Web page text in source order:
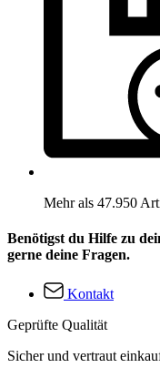
Mehr als 47.950
Benötigst du Hilfe zu
gerne deine Fragen.
Kontakt
Geprüfte Qualität
Sicher und vertraut